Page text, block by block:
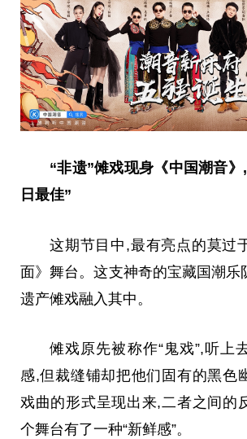
“非遗”傩戏现身《中国潮音
日最佳”
这期节目中,最有亮点的莫过
面》舞台。这支神奇的宝藏国潮乐
遗产傩戏融入其中。
傩戏原先被称作“鬼戏”,听上
感,但裁缝铺却把他们固有的黑色
戏曲的形式呈现出来,二者之间的
个舞台有了一种“新鲜感”。